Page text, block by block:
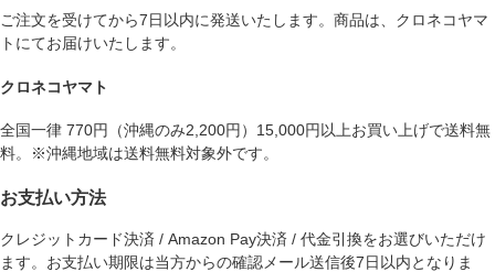
ご注文を受けてから7日以内に発送いたします。商品は、クロネコヤマ
トにてお届けいたします。
クロネコヤマト
全国一律 770円（沖縄のみ2,200円）15,000円以上お買い上げで送料無
料。※沖縄地域は送料無料対象外です。
お支払い方法
クレジットカード決済 / Amazon Pay決済 / 代金引換をお選びいただけ
ます。お支払い期限は当方からの確認メール送信後7日以内となりま